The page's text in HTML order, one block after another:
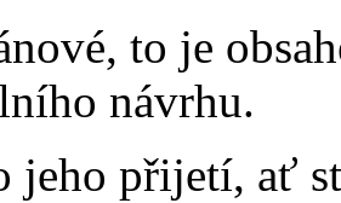
to je
návrhu.
jeho přijetí, ať